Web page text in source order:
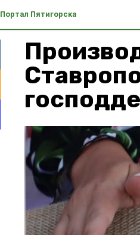
Портал Пятигорска